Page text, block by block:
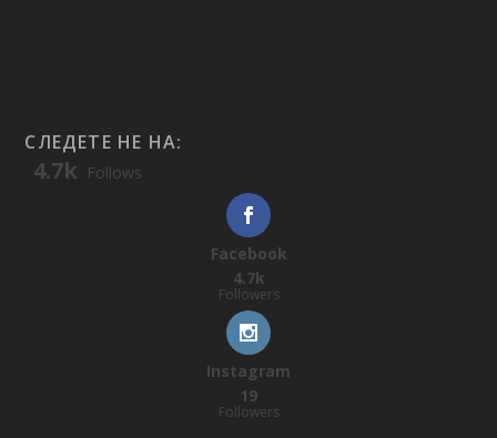
СЛЕДЕТЕ НЕ НА:
4.7k Follows
Facebook
4.7k
Followers
Instagram
19
Followers